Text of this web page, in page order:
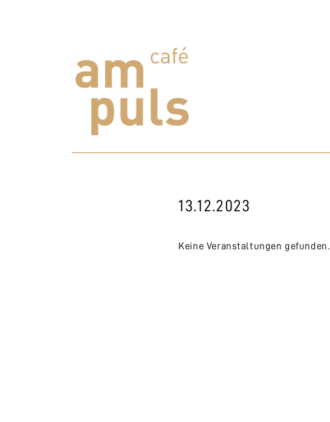
13.12.2023
Keine Veranstaltungen gefunden.